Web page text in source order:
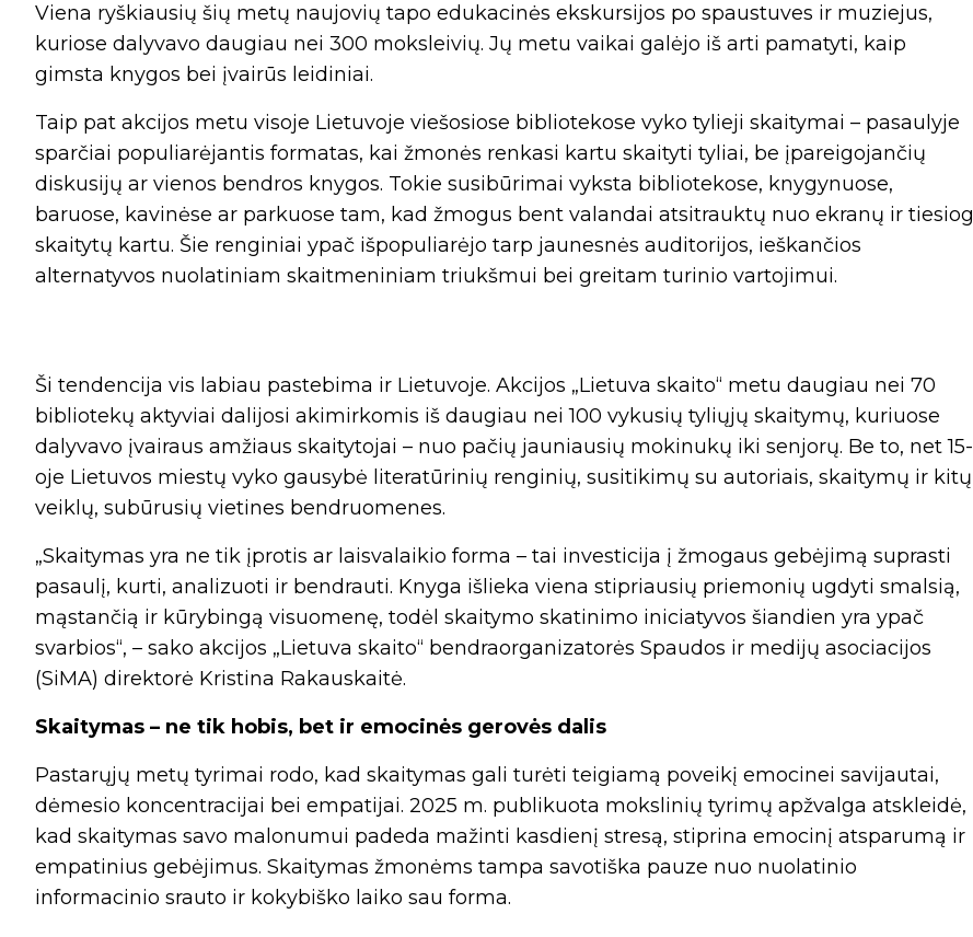
Viena ryškiausių šių metų naujovių tapo edukacinės ekskursijos po spaustuves ir muziejus,
kuriose dalyvavo daugiau nei 300 moksleivių. Jų metu vaikai galėjo iš arti pamatyti, kaip
gimsta knygos bei įvairūs leidiniai.
Taip pat akcijos metu visoje Lietuvoje viešosiose bibliotekose vyko tylieji skaitymai – pasaulyje
sparčiai populiarėjantis formatas, kai žmonės renkasi kartu skaityti tyliai, be įpareigojančių
diskusijų ar vienos bendros knygos. Tokie susibūrimai vyksta bibliotekose, knygynuose,
baruose, kavinėse ar parkuose tam, kad žmogus bent valandai atsitrauktų nuo ekranų ir tiesiog
skaitytų kartu. Šie renginiai ypač išpopuliarėjo tarp jaunesnės auditorijos, ieškančios
alternatyvos nuolatiniam skaitmeniniam triukšmui bei greitam turinio vartojimui.
Ši tendencija vis labiau pastebima ir Lietuvoje. Akcijos „Lietuva skaito“ metu daugiau nei 70
bibliotekų aktyviai dalijosi akimirkomis iš daugiau nei 100 vykusių tyliųjų skaitymų, kuriuose
dalyvavo įvairaus amžiaus skaitytojai – nuo pačių jauniausių mokinukų iki senjorų. Be to, net 15-
oje Lietuvos miestų vyko gausybė literatūrinių renginių, susitikimų su autoriais, skaitymų ir kitų
veiklų, subūrusių vietines bendruomenes.
„Skaitymas yra ne tik įprotis ar laisvalaikio forma – tai investicija į žmogaus gebėjimą suprasti
pasaulį, kurti, analizuoti ir bendrauti. Knyga išlieka viena stipriausių priemonių ugdyti smalsią,
mąstančią ir kūrybingą visuomenę, todėl skaitymo skatinimo iniciatyvos šiandien yra ypač
svarbios“, – sako akcijos „Lietuva skaito“ bendraorganizatorės Spaudos ir medijų asociacijos
(SiMA) direktorė Kristina Rakauskaitė.
Skaitymas – ne tik hobis, bet ir emocinės gerovės dalis
Pastarųjų metų tyrimai rodo, kad skaitymas gali turėti teigiamą poveikį emocinei savijautai,
dėmesio koncentracijai bei empatijai. 2025 m. publikuota mokslinių tyrimų apžvalga atskleidė,
kad skaitymas savo malonumui padeda mažinti kasdienį stresą, stiprina emocinį atsparumą ir
empatinius gebėjimus. Skaitymas žmonėms tampa savotiška pauze nuo nuolatinio
informacinio srauto ir kokybiško laiko sau forma.